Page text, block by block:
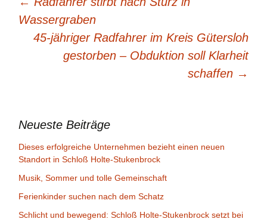
Beitragsnavigation
Wassergraben
45-jähriger Radfahrer im Kreis Gütersloh
gestorben – Obduktion soll Klarheit
schaffen →
Neueste Beiträge
Dieses erfolgreiche Unternehmen bezieht einen neuen
Standort in Schloß Holte-Stukenbrock
Musik, Sommer und tolle Gemeinschaft
Ferienkinder suchen nach dem Schatz
Schlicht und bewegend: Schloß Holte-Stukenbrock setzt bei